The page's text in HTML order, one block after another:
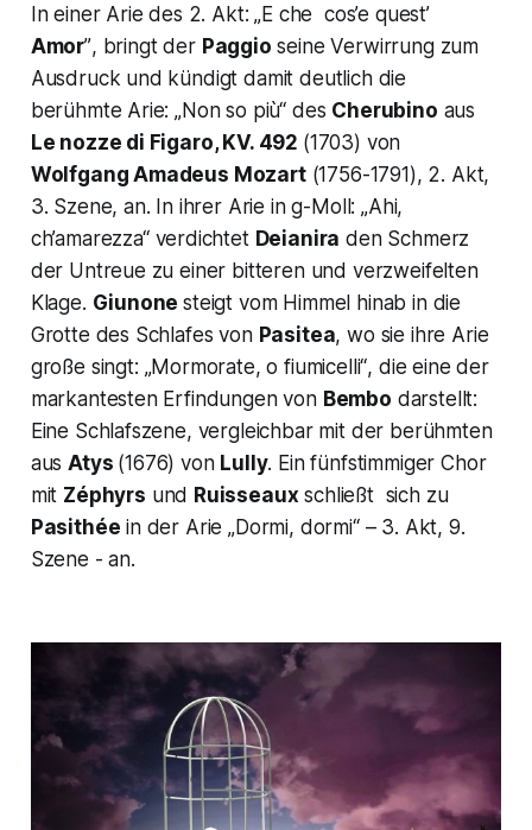
In einer Arie des 2. Akt:„E che cos’e quest’
Amor”, bringt der Paggio seine Verwirrung zum
Ausdruck und kündigt damit deutlich die
berühmte Arie:„Non so più“ des Cherubino aus
Le nozze di Figaro, KV. 492 (1703) von
Wolfgang Amadeus Mozart(1756-1791), 2. Akt,
3. Szene, an. In ihrer Arie in g-Moll:„Ahi,
ch’amarezza“verdichtet Deianira den Schmerz
der Untreue zu einer bitteren und verzweifelten
Klage. Giunonesteigt vom Himmel hinab in die
Grotte des Schlafes von Pasitea, wo sie ihre Arie
große singt: „Mormorate, o fiumicelli“, die eine der
markantesten Erfindungen von Bembo darstellt:
Eine Schlafszene, vergleichbar mit der berühmten
ausAtys (1676) von Lully. Ein fünfstimmiger Chor
mit Zéphyrs und Ruisseaux schließt sich zu
Pasithée in der Arie„Dormi, dormi“– 3. Akt, 9.
Szene - an.